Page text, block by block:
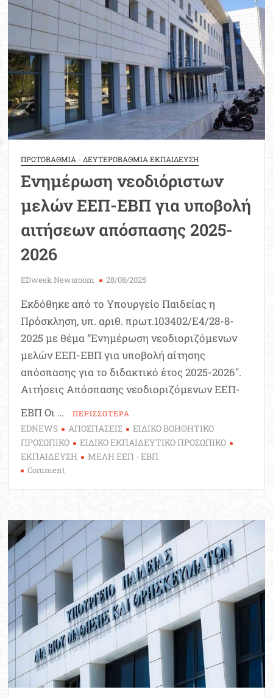
εκπαιδευτικών
ΕΕΠ-
ΕΒΠ
–
Αναλυτικός
πίνακας
ΠΡΩΤΟΒΑΘΜΙΑ - ΔΕΥΤΕΡΟΒΑΘΜΙΑ ΕΚΠΑΙΔΕΥΣΗ
Ενημέρωση νεοδιόριστων
μελών ΕΕΠ-ΕΒΠ για υποβολή
αιτήσεων απόσπασης 2025-
2026
EDweek Newsroom 28/08/2025
Εκδόθηκε από το Υπουργείο Παιδείας η
Πρόσκληση, υπ. αριθ. πρωτ.103402/Ε4/28-8-
2025 με θέμα “Ενημέρωση νεοδιοριζόμενων
μελών ΕΕΠ-ΕΒΠ για υποβολή αίτησης
απόσπασης για το διδακτικό έτος 2025-2026″.
Αιτήσεις Απόσπασης νεοδιοριζόμενων ΕΕΠ-
ΕΒΠ Οι …
ΠΕΡΙΣΣΟΤΕΡΑ
EDNEWS ΑΠΟΣΠΑΣΕΙΣ
ΕΙΔΙΚΟ ΒΟΗΘΗΤΙΚΟ
ΠΡΟΣΩΠΙΚΟ
ΕΙΔΙΚΟ ΕΚΠΑΙΔΕΥΤΙΚΟ ΠΡΟΣΩΠΙΚΟ
ΕΚΠΑΙΔΕΥΣΗ
ΜΕΛΗ ΕΕΠ - ΕΒΠ
Comment
ΕΕΠ-
ΕΒΠ
υποβολή
αιτήσεων
απόσπασης
2025-
2026